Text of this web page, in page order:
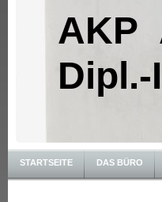
AKP
STARTSEITE DAS BÜRO